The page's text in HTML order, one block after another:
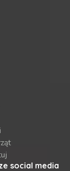
social media